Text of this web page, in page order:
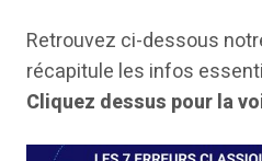
Retrouvez ci-dessous
récapitule les infos
Cliquez dessus pour la